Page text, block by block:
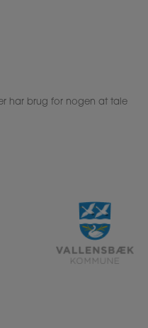
har brug for nogen at tale